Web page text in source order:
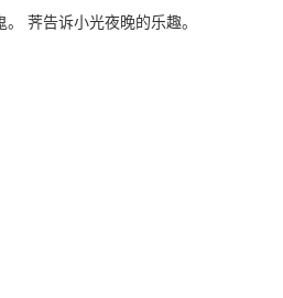
荠告诉小光夜晚的乐趣。